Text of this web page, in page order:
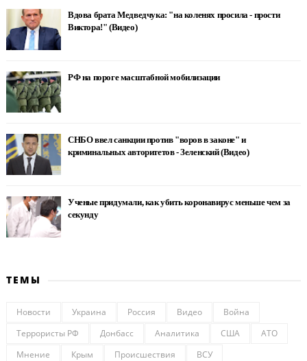
Вдова брата Медведчука: "на коленях просила - прости
Виктора!" (Видео)
РФ на пороге масштабной мобилизации
СНБО ввел санкции против "воров в законе" и
криминальных авторитетов - Зеленский (Видео)
Ученые придумали, как убить коронавирус меньше чем за
секунду
ТЕМЫ
Новости Украина Россия Видео
Война
Террористы РФ
Донбасс Аналитика США
АТО
Мнение
Крым Происшествия
ВСУ